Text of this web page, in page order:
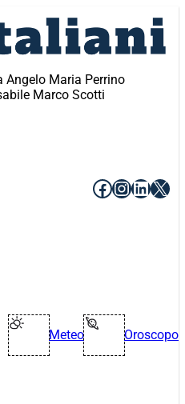
Angelo Maria Perrino
Marco Scotti
Facebook
X
Meteo Oroscopo